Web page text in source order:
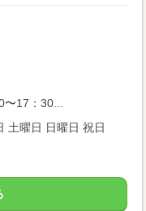
17：30...
土曜日 日曜日 祝日